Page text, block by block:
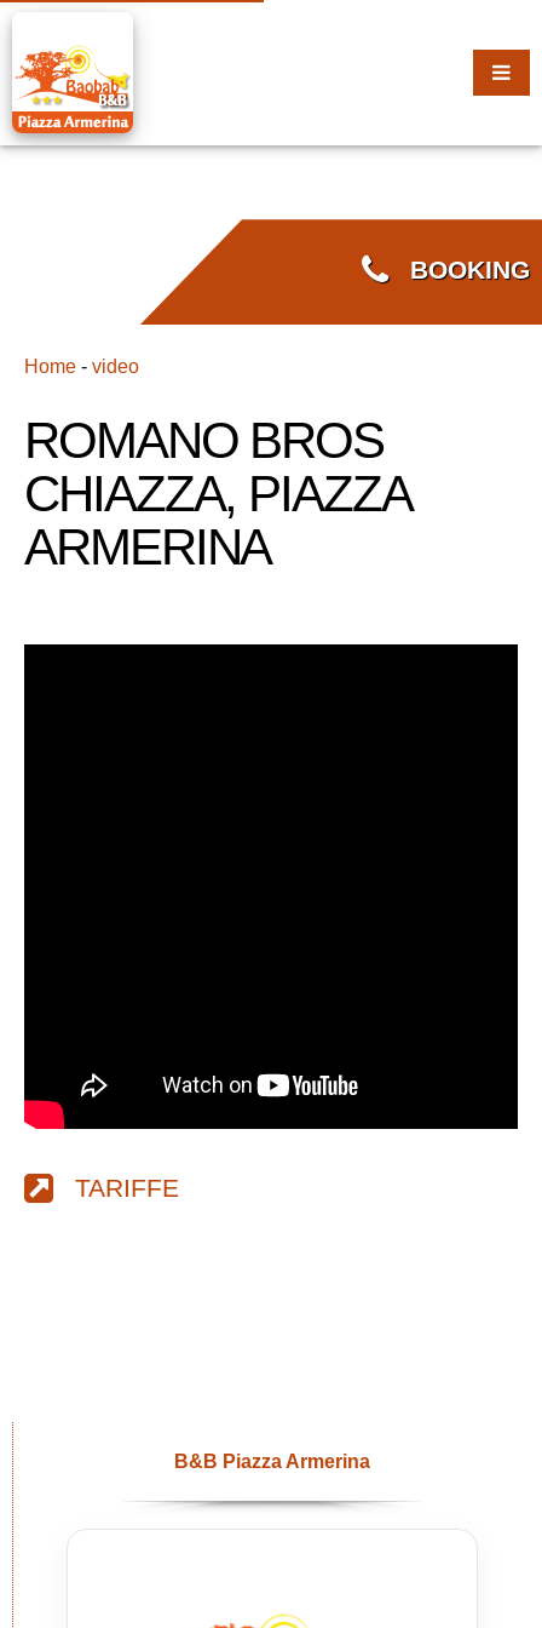
BOOKING
Home - video
ROMANO BROS
CHIAZZA, PIAZZA
ARMERINA
TARIFFE
B&B Piazza Armerina